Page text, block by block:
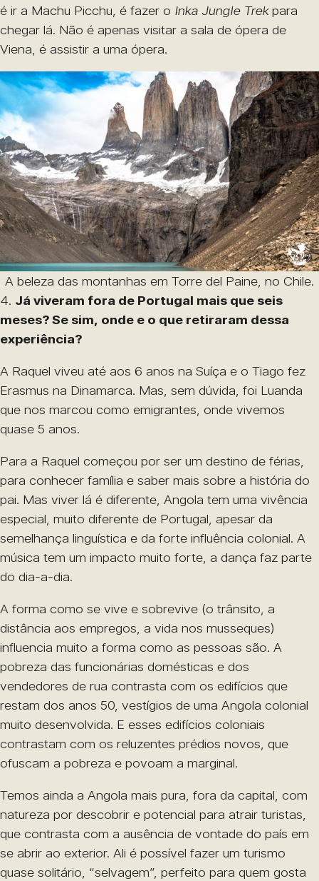
é ir a Machu Picchu, é fazer o Inka Jungle Trekpara
chegar lá. Não é apenas visitar a sala de ópera de
Viena, é assistir a uma ópera.
A beleza das montanhas em Torre del Paine, no Chile.
4. Já viveram fora de Portugal mais que seis
meses? Se sim, onde e o que retiraram dessa
experiência?
A Raquel viveu até aos 6 anos na Suíça e o Tiago fez
Erasmus na Dinamarca. Mas, sem dúvida, foi Luanda
que nos marcou como emigrantes, onde vivemos
quase 5 anos.
Para a Raquel começou por ser um destino de férias,
para conhecer família e saber mais sobre a história do
pai. Mas viver lá é diferente, Angola tem uma vivência
especial, muito diferente de Portugal, apesar da
semelhança linguística e da forte influência colonial. A
música tem um impacto muito forte, a dança faz parte
do dia-a-dia.
A forma como se vive e sobrevive (o trânsito, a
distância aos empregos, a vida nos musseques)
influencia muito a forma como as pessoas são. A
pobreza das funcionárias domésticas e dos
vendedores de rua contrasta com os edifícios que
restam dos anos 50, vestígios de uma Angola colonial
muito desenvolvida. E esses edifícios coloniais
contrastam com os reluzentes prédios novos, que
ofuscam a pobreza e povoam a marginal.
Temos ainda a Angola mais pura, fora da capital, com
natureza por descobrir e potencial para atrair turistas,
que contrasta com a ausência de vontade do país em
se abrir ao exterior. Ali é possível fazer um turismo
quase solitário, “selvagem”, perfeito para quem gosta